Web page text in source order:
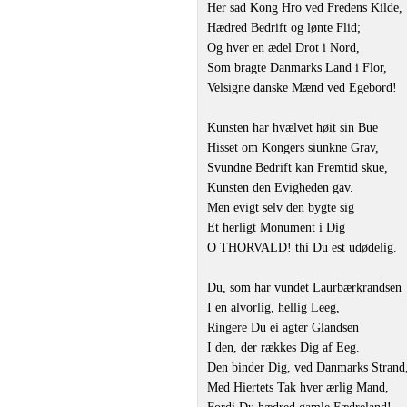
Her sad Kong Hro ved Fredens Kilde,
Hædred Bedrift og lønte Flid;
Og hver en ædel Drot i Nord,
Som bragte Danmarks Land i Flor,
Velsigne danske Mænd ved Egebord!
Kunsten har hvælvet høit sin Bue
Hisset om Kongers siunkne Grav,
Svundne Bedrift kan Fremtid skue,
Kunsten den Evigheden gav.
Men evigt selv den bygte sig
Et herligt Monument i Dig
O THORVALD! thi Du est udødelig.
Du, som har vundet Laurbærkrandsen
I en alvorlig, hellig Leeg,
Ringere Du ei agter Glandsen
I den, der rækkes Dig af Eeg.
Den binder Dig, ved Danmarks
Med Hiertets Tak hver ærlig Mand,